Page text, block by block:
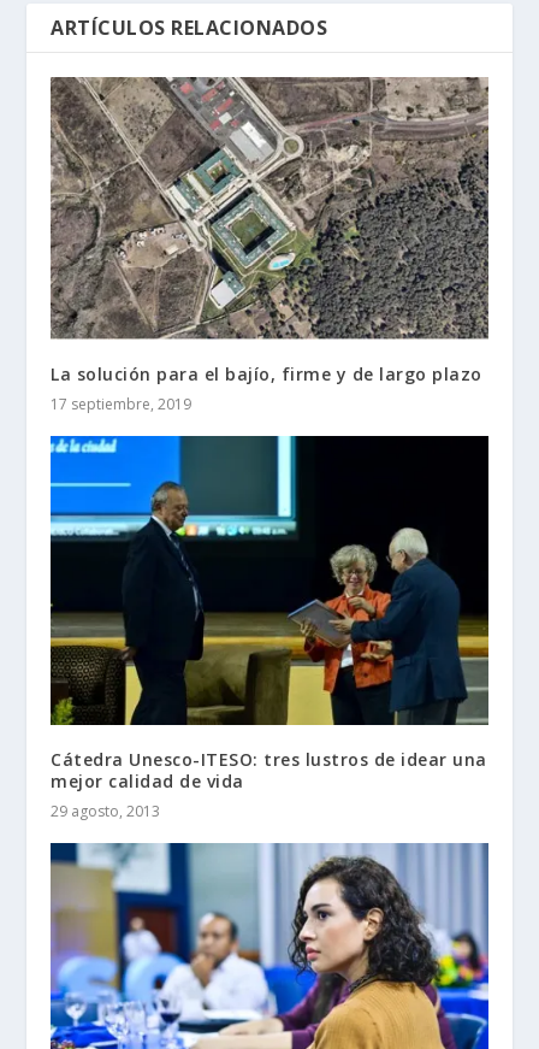
ARTÍCULOS RELACIONADOS
La solución para el bajío, firme y de largo plazo
17 septiembre, 2019
Cátedra Unesco-ITESO: tres lustros de idear una
mejor calidad de vida
29 agosto, 2013